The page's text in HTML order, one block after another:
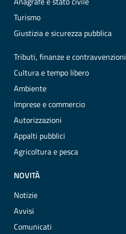
Turismo
Giustizia e sicurezza pubblica
Tributi, finanze e contravvenzioni
Cultura e tempo libero
Ambiente
Imprese e commercio
Autorizzazioni
Appalti pubblici
Agricoltura e pesca
NOVITÀ
Notizie
Avvisi
Comunicati